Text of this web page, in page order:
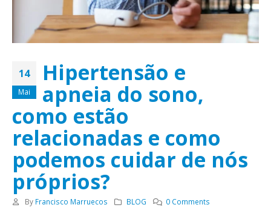
14
Mai
Hipertensão e
apneia do sono,
como estão
relacionadas e como
podemos cuidar de nós
próprios?
By Francisco Marruecos BLOG 0 Comments